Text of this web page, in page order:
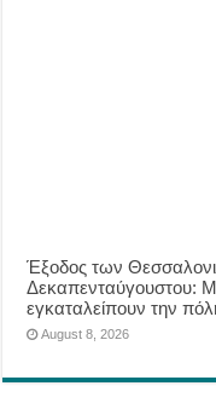
Έξοδος των
Δεκαπενταύγουστου:
εγκαταλείπουν την
August 8, 2026